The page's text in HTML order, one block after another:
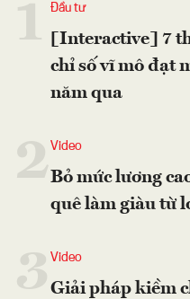
Đầu tư
[Interactive] 7
chỉ số vĩ mô đạt
năm qua
2Video
Bỏ mức lương
quê làm giàu từ
Video
Giải pháp kiềm